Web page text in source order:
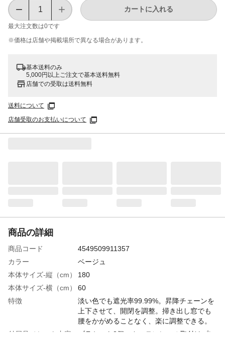
最大注文数は0です
カートに入れる
※価格は​店舗や​掲載場所で​異なる​場合が​あります。
基本送料のみ
5,000円以上ご注文で基本送料無料
店舗での受取は送料無料
送料について
店舗受取のお支払いについて
商品の詳細
商品コード
4549509911357
カラー
ベージュ
本体サイズ-縦（cm）
180
本体サイズ-横（cm）
60
特徴
淡い色でも遮光率99.99%。昇降チェーンを
上下させて、開閉を調整。掃き出し窓でも
腰をかがめることなく、楽に調整できる。
付属品／セット内容
ブラケット2個、カーテンレール取付けプレ